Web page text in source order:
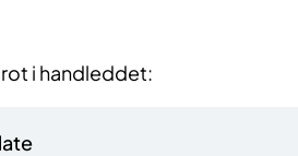
i handleddet: